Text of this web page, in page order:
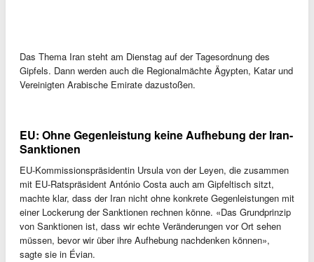
Das Thema Iran steht am Dienstag auf der Tagesordnung des
Gipfels. Dann werden auch die Regionalmächte Ägypten, Katar und
Vereinigten Arabische Emirate dazustoßen.
EU: Ohne Gegenleistung keine Aufhebung der Iran-
Sanktionen
EU-Kommissionspräsidentin Ursula von der Leyen, die zusammen
mit EU-Ratspräsident António Costa auch am Gipfeltisch sitzt,
machte klar, dass der Iran nicht ohne konkrete Gegenleistungen mit
einer Lockerung der Sanktionen rechnen könne. «Das Grundprinzip
von Sanktionen ist, dass wir echte Veränderungen vor Ort sehen
müssen, bevor wir über ihre Aufhebung nachdenken können»,
sagte sie in Évian.